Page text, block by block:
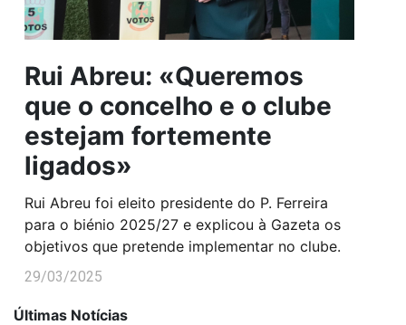
Rui Abreu: «Queremos
que o concelho e o clube
estejam fortemente
ligados»
Rui Abreu foi eleito presidente do P. Ferreira
para o biénio 2025/27 e explicou à Gazeta os
objetivos que pretende implementar no clube.
29/03/2025
Últimas Notícias